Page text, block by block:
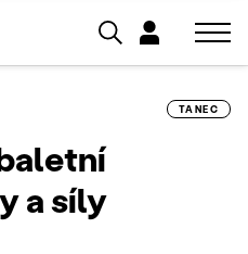
TANEC
a síly